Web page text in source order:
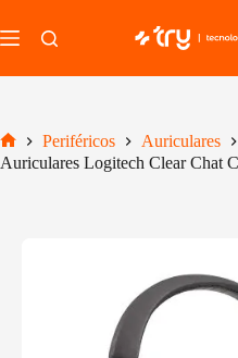
al
contenido
Inicio
Periféricos
Auriculares
Auriculares Logitech Clear Chat